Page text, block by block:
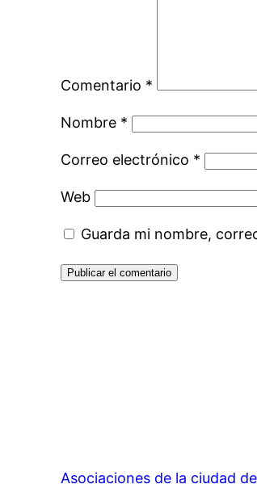
Comentario *
Nombre *
Correo electrónico *
Web
Guarda mi nombre,
Asociaciones de la ciudad